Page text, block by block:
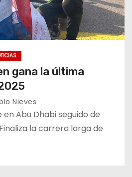
gana la última
Nieves
Abu Dhabi seguido de
la carrera larga de